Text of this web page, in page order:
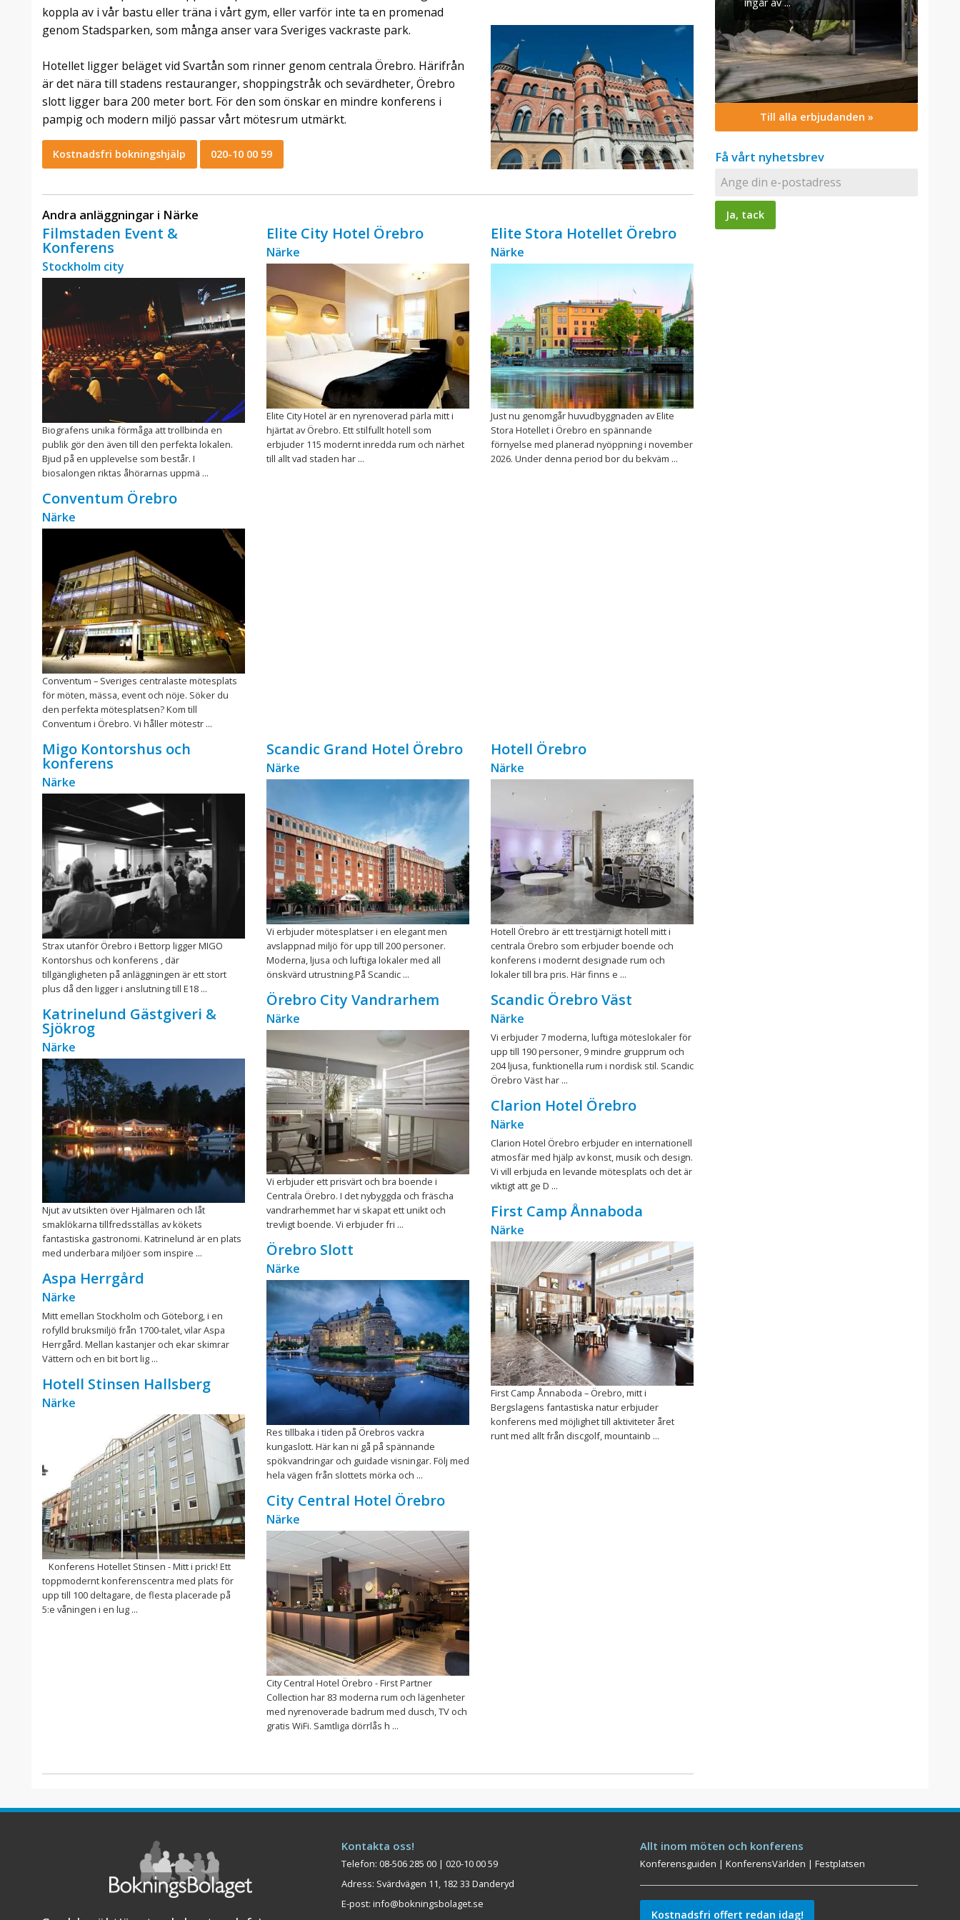
koppla av i vår bastu eller träna i vårt gym, eller varför inte ta en promenad
genom Stadsparken, som många anser vara Sveriges vackraste park.
Hotellet ligger beläget vid Svartån som rinner genom centrala Örebro. Härifrån
är det nära till stadens restauranger, shoppingstråk och sevärdheter, Örebro
slott ligger bara 200 meter bort. För den som önskar en mindre konferens i
pampig och modern miljö passar vårt mötesrum utmärkt.
Kostnadsfri bokningshjälp 020-10 00 59
Andra anläggningar i Närke
Filmstaden Event &
Konferens
Stockholm city
Biografens unika förmåga att trollbinda en
publik gör den även till den perfekta lokalen.
Bjud på en upplevelse som består. I
biosalongen riktas åhörarnas uppmä ...
Elite City Hotel Örebro
Närke
Elite City Hotel är en nyrenoverad pärla mitt i
hjärtat av Örebro. Ett stilfullt hotell som
erbjuder 115 modernt inredda rum och närhet
till allt vad staden har ...
Elite Stora Hotellet Örebro
Närke
Just nu genomgår huvudbyggnaden av Elite
Stora Hotellet i Örebro en spännande
förnyelse med planerad nyöppning i november
2026. Under denna period bor du bekväm ...
Conventum Örebro
Närke
Conventum – Sveriges centralaste mötesplats
för möten, mässa, event och nöje. Söker du
den perfekta mötesplatsen? Kom till
Conventum i Örebro. Vi håller mötestr ...
Migo Kontorshus och
konferens
Närke
Strax utanför Örebro i Bettorp ligger MIGO
Kontorshus och konferens , där
tillgängligheten på anläggningen är ett stort
plus då den ligger i anslutning till E18 ...
Katrinelund Gästgiveri &
Sjökrog
Närke
Njut av utsikten över Hjälmaren och låt
smaklökarna tillfredsställas av kökets
fantastiska gastronomi. Katrinelund är en plats
med underbara miljöer som inspire ...
Aspa Herrgård
Närke
Mitt emellan Stockholm och Göteborg, i en
rofylld bruksmiljö från 1700-talet, vilar Aspa
Herrgård. Mellan kastanjer och ekar skimrar
Vättern och en bit bort lig ...
Hotell Stinsen Hallsberg
Närke
Konferens Hotellet Stinsen - Mitt i prick! Ett
toppmodernt konferenscentra med plats för
upp till 100 deltagare, de flesta placerade på
5:e våningen i en lug ...
Scandic Grand Hotel Örebro
Närke
Vi erbjuder mötesplatser i en elegant men
avslappnad miljö för upp till 200 personer.
Moderna, ljusa och luftiga lokaler med all
önskvärd utrustning.På Scandic ...
Örebro City Vandrarhem
Närke
Vi erbjuder ett prisvärt och bra boende i
Centrala Örebro. I det nybyggda och fräscha
vandrarhemmet har vi skapat ett unikt och
trevligt boende. Vi erbjuder fri ...
Örebro Slott
Närke
Res tillbaka i tiden på Örebros vackra
kungaslott. Här kan ni gå på spännande
spökvandringar och guidade visningar. Följ med
hela vägen från slottets mörka och ...
City Central Hotel Örebro
Närke
City Central Hotel Örebro - First Partner
Collection har 83 moderna rum och lägenheter
med nyrenoverade badrum med dusch, TV och
gratis WiFi. Samtliga dörrlås h ...
Hotell Örebro
Närke
Hotell Örebro är ett trestjärnigt hotell mitt i
centrala Örebro som erbjuder boende och
konferens i modernt designade rum och
lokaler till bra pris. Här finns e ...
Scandic Örebro Väst
Närke
Vi erbjuder 7 moderna, luftiga möteslokaler för
upp till 190 personer, 9 mindre grupprum och
204 ljusa, funktionella rum i nordisk stil. Scandic
Örebro Väst har ...
Clarion Hotel Örebro
Närke
Clarion Hotel Örebro erbjuder en internationell
atmosfär med hjälp av konst, musik och design.
Vi vill erbjuda en levande mötesplats och det är
viktigt att ge D ...
First Camp Ånnaboda
Närke
First Camp Ånnaboda – Örebro, mitt i
Bergslagens fantastiska natur erbjuder
konferens med möjlighet till aktiviteter året
runt med allt från discgolf, mountainb ...
Till alla erbjudanden »
Få vårt nyhetsbrev
Kontakta oss!
Telefon: 08-506 285 00 | 020-10 00 59
Adress: Svärdvägen 11, 182 33 Danderyd
E-post: info@bokningsbolaget.se
Allt inom möten och konferens
Konferensguiden |KonferensVärlden |Festplatsen
Kostnadsfri offert redan idag!